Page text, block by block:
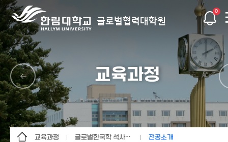
글로벌협력대학원
0
교육과정
교육과정 글로벌한국학 석사과정 전공소개